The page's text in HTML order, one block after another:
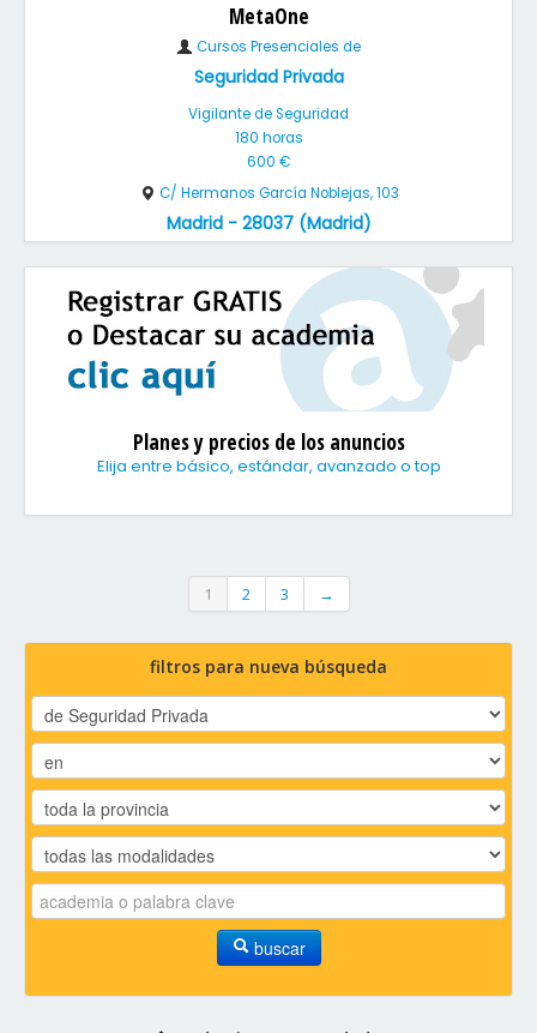
MetaOne
Cursos Presenciales de
Seguridad Privada
Vigilante de Seguridad
180 horas
600 €
C/ Hermanos García Noblejas, 103
Madrid - 28037 (Madrid)
Planes y precios de los anuncios
Elija entre básico, estándar, avanzado o top
1 2 3 →
filtros para nueva búsqueda
buscar